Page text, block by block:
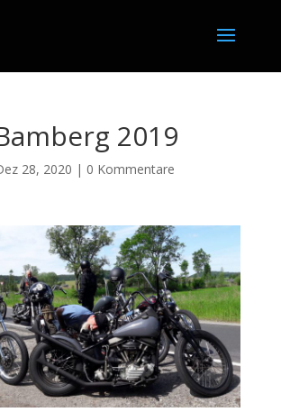
2019
28, 2020 | 0 Kommentare